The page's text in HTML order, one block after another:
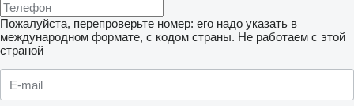
Пожалуйста, перепроверьте номер: его надо указать в
международном формате, с кодом страны. Не работаем с этой
страной